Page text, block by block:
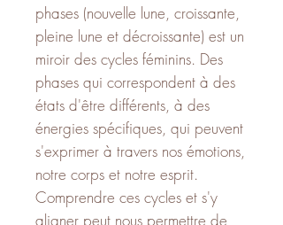
phases (nouvelle lune, croissante,
pleine lune et décroissante) est un
miroir des cycles féminins. Des
phases qui correspondent à des
états d'être différents, à des
énergies spécifiques, qui peuvent
s'exprimer à travers nos émotions,
notre corps et notre esprit.
Comprendre ces cycles et s'y
aligner peut nous permettre de